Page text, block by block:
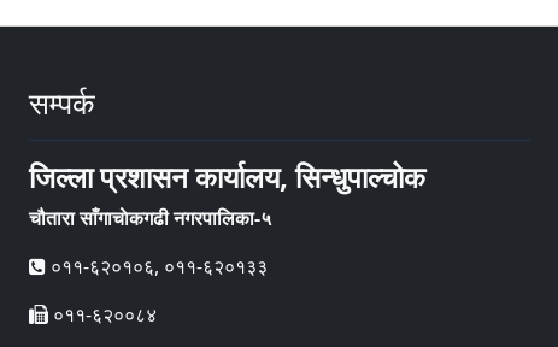
सम्पर्क
जिल्ला प्रशासन कार्यालय, सिन्धुपाल्चोक
चौतारा साँगाचाेकगढी नगरपालिका-५
०११-६२०१०६, ०११-६२०१३३
०११-६२००८४